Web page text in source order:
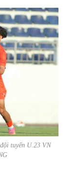
tuyển U.23 VN